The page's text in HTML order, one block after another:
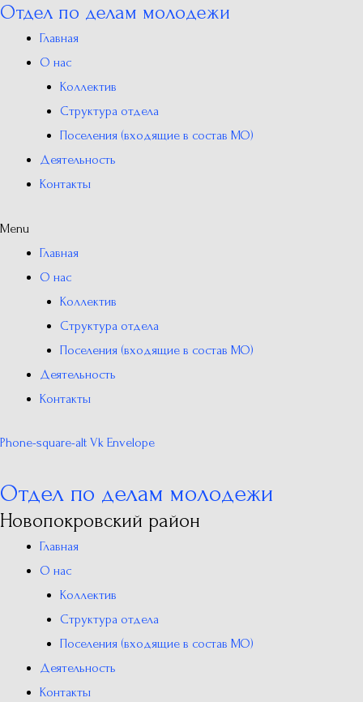
Перейти
содержимому
Отдел по делам молодежи
Главная
О нас
Коллектив
Структура отдела
Поселения (входящие в состав МО)
Деятельность
Контакты
Menu
Главная
О нас
Коллектив
Структура отдела
Поселения (входящие в состав МО)
Деятельность
Контакты
Phone-square-alt Vk Envelope
Отдел по делам молодежи
Новопокровский район
Главная
О нас
Коллектив
Структура отдела
Поселения (входящие в состав МО)
Деятельность
Контакты